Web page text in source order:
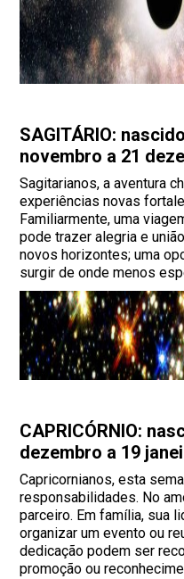
SAGITÁRIO:
novembro a 21
Sagitarianos, a aventura
experiências novas
Familiarmente, uma
pode trazer alegria e
novos horizontes; uma
surgir de onde menos
CAPRICÓRNIO:
dezembro a 19
Capricornianos, esta
responsabilidades. No
parceiro. Em família, sua
organizar um evento ou
dedicação podem ser
promoção ou